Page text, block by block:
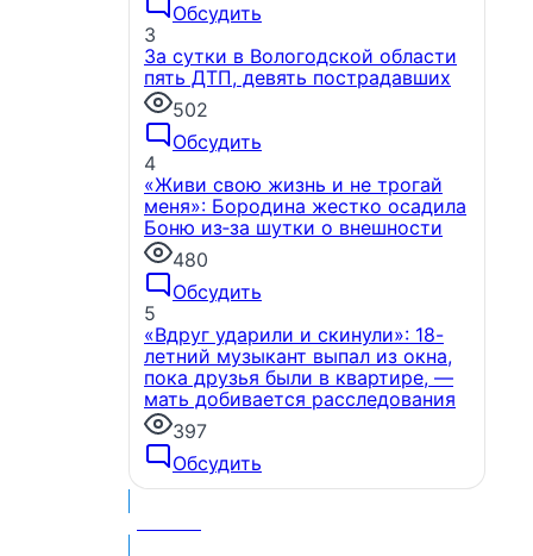
Обсудить
3
За сутки в Вологодской области
пять ДТП, девять пострадавших
502
Обсудить
4
«Живи свою жизнь и не трогай
меня»: Бородина жестко осадила
Боню из‑за шутки о внешности
480
Обсудить
5
«Вдруг ударили и скинули»: 18-
летний музыкант выпал из окна,
пока друзья были в квартире, —
мать добивается расследования
397
Обсудить